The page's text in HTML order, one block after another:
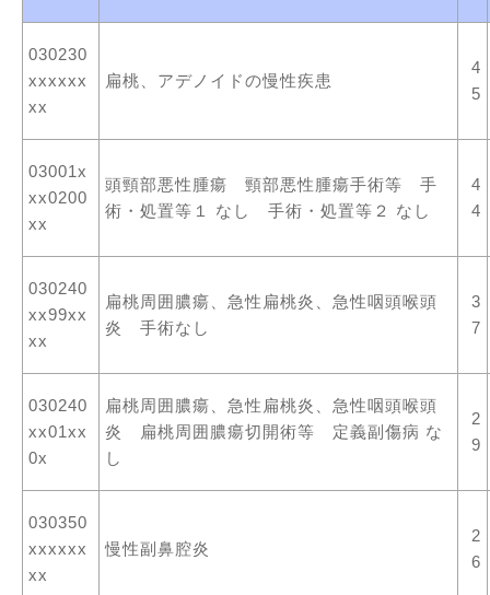
030230
xxxxxx
xx
扁桃、アデノイドの慢性疾患
4
5
03001x
xx0200
xx
頭頸部悪性腫瘍 頸部悪性腫瘍手術等 手
術・処置等１ なし 手術・処置等２ なし
4
4
030240
xx99xx
xx
扁桃周囲膿瘍、急性扁桃炎、急性咽頭喉頭
炎 手術なし
3
7
030240
xx01xx
0x
扁桃周囲膿瘍、急性扁桃炎、急性咽頭喉頭
炎 扁桃周囲膿瘍切開術等 定義副傷病 な
し
2
9
030350
xxxxxx
xx
慢性副鼻腔炎
2
6